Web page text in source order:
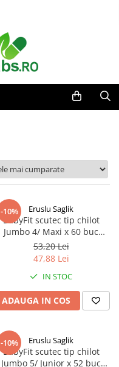
-10% Eruslu Saglik
BabyFit scutec tip chilot
Jumbo 4/ Maxi x 60 buc
Zephyr Labs
53,20 Lei
47,88 Lei
IN STOC
ADAUGA IN COS
-10% Eruslu Saglik
BabyFit scutec tip chilot
Jumbo 5/ Junior x 52 buc